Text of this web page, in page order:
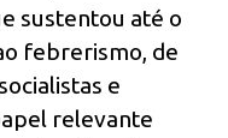
sustentou até o
febrerismo, de
e
relevante